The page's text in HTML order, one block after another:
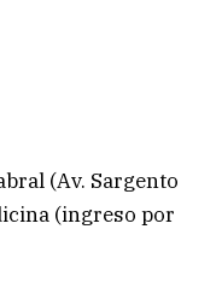
(Av. Sargento
(ingreso por